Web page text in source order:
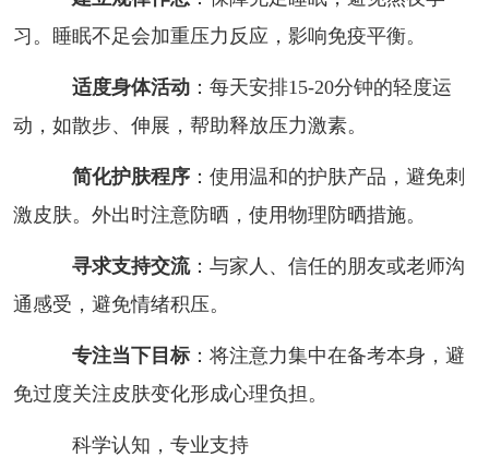
习。睡眠不足会加重压力反应，影响免疫平衡。
适度身体活动：每天安排15-20分钟的轻度运
动，如散步、伸展，帮助释放压力激素。
简化护肤程序：使用温和的护肤产品，避免刺
激皮肤。外出时注意防晒，使用物理防晒措施。
寻求支持交流：与家人、信任的朋友或老师沟
通感受，避免情绪积压。
专注当下目标：将注意力集中在备考本身，避
免过度关注皮肤变化形成心理负担。
科学认知，专业支持